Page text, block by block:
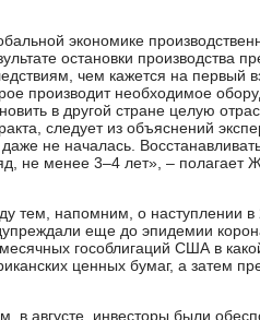
экономике
остановки производства
чем кажется на первый
производит необходимое
в другой стране целую
следует из объяснений
не началась.
не менее 3–4 лет», – полагает
тем, напомним, о наступлении в
еще до эпидемии
гособлигаций США в
ценных бумаг, а затем
в августе, инвесторы были